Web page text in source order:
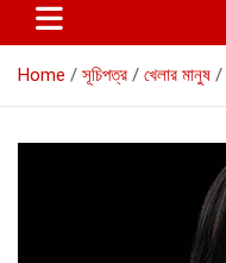
Home সূচিপত্র খেলার মানুষ